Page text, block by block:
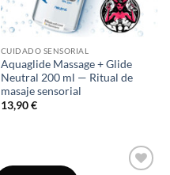
CUIDADO SENSORIAL
Aquaglide Massage + Glide
Neutral 200 ml — Ritual de
masaje sensorial
13,90€